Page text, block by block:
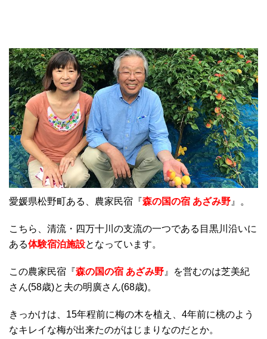
愛媛県松野町ある、農家民宿『森の国の宿 あざみ野 』。
こちら、清流・四万十川の支流の一つである目黒川沿いに
ある体験宿泊施設となっています。
この農家民宿『森の国の宿 あざみ野 』を営むのは芝美紀
さん(58歳)と夫の明廣さん(68歳)。
きっかけは、15年程前に梅の木を植え、4年前に桃のよう
なキレイな梅が出来たのがはじまりなのだとか。